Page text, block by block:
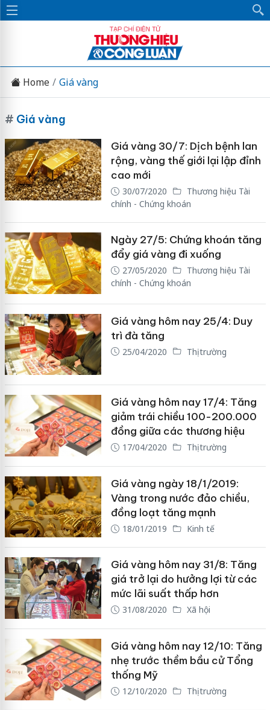
Home Giá vàng
# Giá vàng
Giá vàng 30/7: Dịch bệnh lan
rộng, vàng thế giới lại lập đỉnh
cao mới
30/07/2020
Thương hiệu Tài
chính - Chứng khoán
Ngày 27/5: Chứng khoán tăng
đẩy giá vàng đi xuống
27/05/2020
Thương hiệu Tài
chính - Chứng khoán
Giá vàng hôm nay 25/4: Duy
trì đà tăng
25/04/2020 Thị trường
Giá vàng hôm nay 17/4: Tăng
giảm trái chiều 100-200.000
đồng giữa các thương hiệu
17/04/2020 Thị trường
Giá vàng ngày 18/1/2019:
Vàng trong nước đảo chiều,
đồng loạt tăng mạnh
18/01/2019 Kinh tế
Giá vàng hôm nay 31/8: Tăng
giá trở lại do hưởng lợi từ các
mức lãi suất thấp hơn
31/08/2020 Xã hội
Giá vàng hôm nay 12/10: Tăng
nhẹ trước thềm bầu cử Tổng
thống Mỹ
12/10/2020 Thị trường